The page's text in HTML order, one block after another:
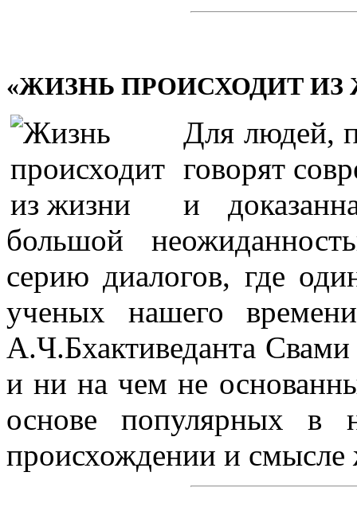
«ЖИЗНЬ ПРОИСХОДИТ ИЗ
Для людей,
говорят
и
большой
серию диалогов, где
ученых нашего
А.Ч.Бхактиведанта
и ни на чем не
основе популярных в
происхождении и смысле